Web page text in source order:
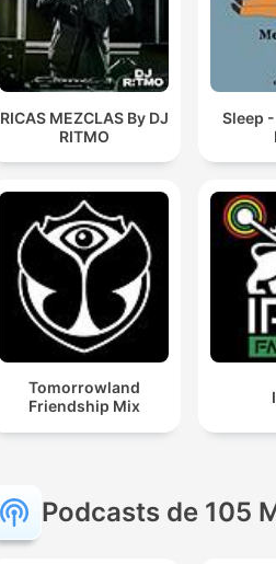
RICAS MEZCLAS By DJ
RITMO
Sleep
Tomorrowland
Friendship Mix
Podcasts de 105